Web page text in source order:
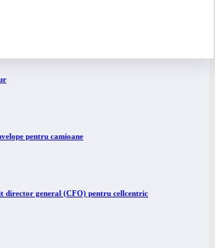
100% electric în transport internațional
pentru camioane
director general (CFO) pentru cellcentric